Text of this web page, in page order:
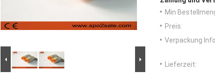
Min
Preis:
Verpackung
Lieferzeit: